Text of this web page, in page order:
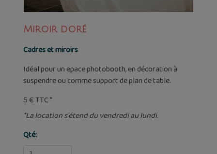
Miroir doré
Cadres et miroirs
Idéal pour un epace photobooth, en décoration à
suspendre ou comme support de plan de table.
5 € TTC *
*La location s'étend du vendredi au lundi.
Qté: